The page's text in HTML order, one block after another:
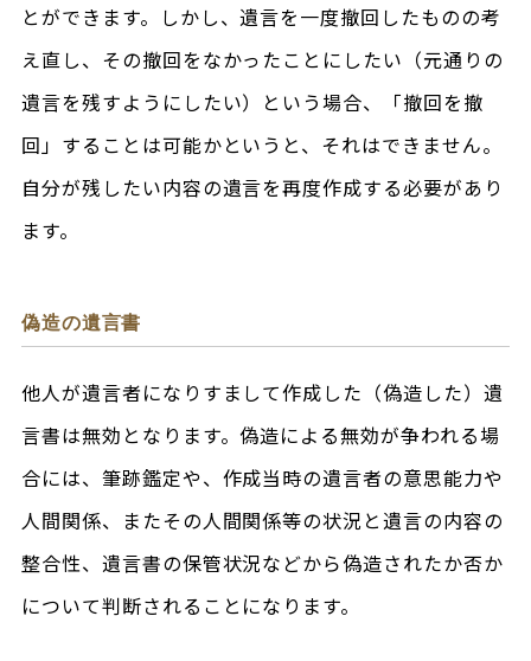
とができます。しかし、遺言を一度撤回したものの考
え直し、その撤回をなかったことにしたい（元通りの
遺言を残すようにしたい）という場合、「撤回を撤
回」することは可能かというと、それはできません。
自分が残したい内容の遺言を再度作成する必要があり
ます。
偽造の遺言書
他人が遺言者になりすまして作成した（偽造した）遺
言書は無効となります。偽造による無効が争われる場
合には、筆跡鑑定や、作成当時の遺言者の意思能力や
人間関係、またその人間関係等の状況と遺言の内容の
整合性、遺言書の保管状況などから偽造されたか否か
について判断されることになります。